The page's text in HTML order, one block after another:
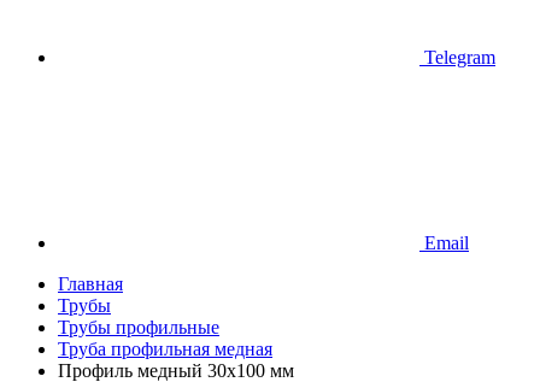
Telegram
Email
Главная
Трубы
Трубы профильные
Труба профильная медная
Профиль медный 30х100 мм